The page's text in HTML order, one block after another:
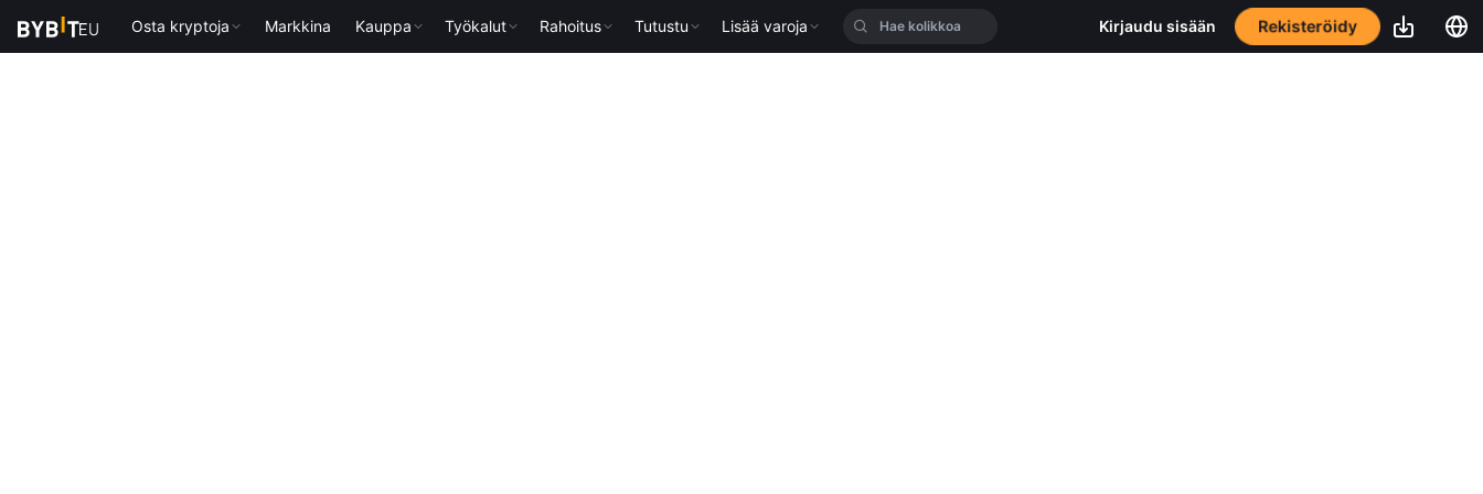
Osta kryptoja Markkina Kauppa Työkalut Rahoitus Tutustu Lisää varoja Kirjaudu sisään Rekisteröidy